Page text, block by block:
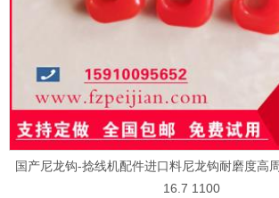
国产尼龙钩-捻线机配件进口料尼龙钩耐磨度高
16.7 1100